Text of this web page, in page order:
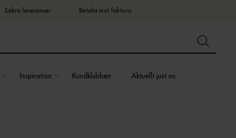
Säkra leveranser Betala mot faktura
Inspiration Kundklubben Aktuellt just nu